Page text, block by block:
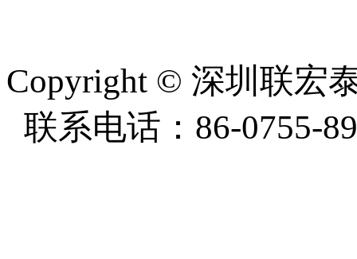
Copyright © 深圳联宏
联系电话：86-0755-